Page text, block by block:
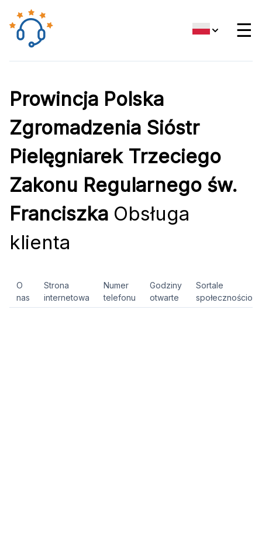
☰
Prowincja Polska
Zgromadzenia Sióstr
Pielęgniarek Trzeciego
Zakonu Regularnego św.
Franciszka Obsługa
klienta
O
nas
Strona
internetowa
Numer
telefonu
Godziny
otwarte
Sortale